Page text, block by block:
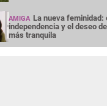
AMIGA La nueva feminidad:
independencia y el deseo
más tranquila